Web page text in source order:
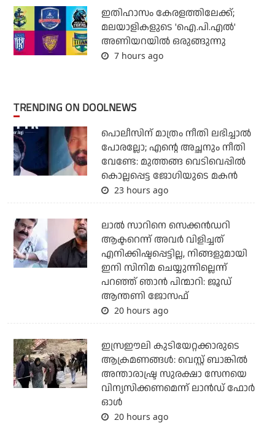
ഇതിഹാസം കേരളത്തിലേക്ക്;
മലയാളികളുടെ 'ഐ.പി.എല്‍'
അണിയറയില്‍ ഒരുങ്ങുന്നു
7 hours ago
TRENDING ON DOOLNEWS
പൊലീസിന് മാത്രം നീതി ലഭിച്ചാല്‍
പോരല്ലോ; എന്റെ അച്ഛനും നീതി
വേണ്ടേ: മുത്തങ്ങ വെടിവെപ്പില്‍
കൊല്ലപ്പെട്ട ജോഗിയുടെ മകന്‍
23 hours ago
ലാല്‍ സാറിനെ സെക്കന്‍ഡറി
ആക്ടറെന്ന് അവര്‍ വിളിച്ചത്
എനിക്കിഷ്ടപ്പെട്ടില്ല, നിങ്ങളുമായി
ഇനി സിനിമ ചെയ്യുന്നില്ലെന്ന്
പറഞ്ഞ് ഞാന്‍ പിന്മാറി: ജൂഡ്
ആന്തണി ജോസഫ്
20 hours ago
ഇസ്രഈലി കുടിയേറ്റക്കാരുടെ
ആക്രമണങ്ങള്‍: വെസ്റ്റ് ബാങ്കില്‍
അന്താരാഷ്ട്ര സുരക്ഷാ സേനയെ
വിന്യസിക്കണമെന്ന് ലാന്‍ഡ് ഫോര്‍
ഓള്‍
20 hours ago